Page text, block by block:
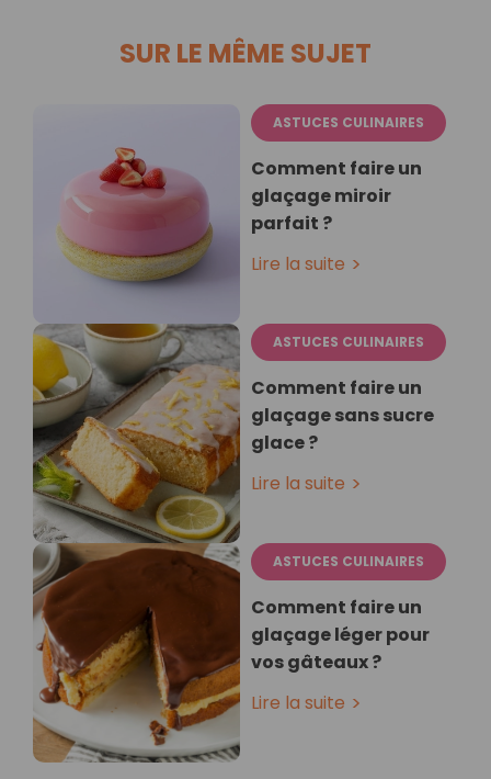
SUR LE MÊME SUJET
ASTUCES CULINAIRES
Comment faire un
glaçage miroir
parfait ?
Lire la suite
ASTUCES CULINAIRES
Comment faire un
glaçage sans sucre
glace ?
Lire la suite
ASTUCES CULINAIRES
Comment faire un
glaçage léger pour
vos gâteaux ?
Lire la suite